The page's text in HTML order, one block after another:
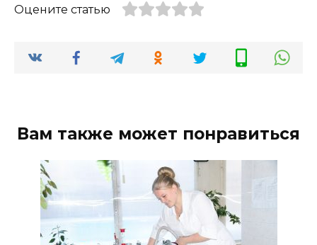
Оцените статью
Вам также может понравиться